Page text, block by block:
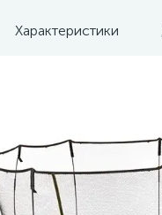
Характеристики